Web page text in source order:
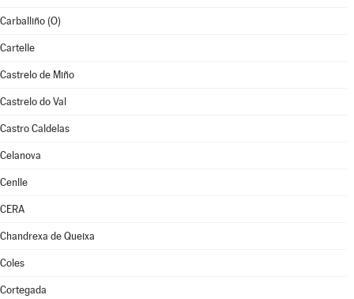
Carballiño (O)
Cartelle
Castrelo de Miño
Castrelo do Val
Castro Caldelas
Celanova
Cenlle
CERA
Chandrexa de Queixa
Coles
Cortegada